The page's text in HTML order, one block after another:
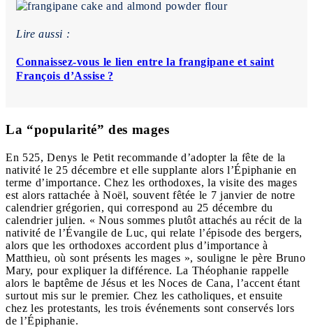
Lire aussi :
Connaissez-vous le lien entre la frangipane et saint
François d’Assise ?
La “popularité” des mages
En 525, Denys le Petit recommande d’adopter la fête de la
nativité le 25 décembre et elle supplante alors l’Épiphanie en
terme d’importance. Chez les orthodoxes, la visite des mages
est alors rattachée à Noël, souvent fêtée le 7 janvier de notre
calendrier grégorien, qui correspond au 25 décembre du
calendrier julien. « Nous sommes plutôt attachés au récit de la
nativité de l’Évangile de Luc, qui relate l’épisode des bergers,
alors que les orthodoxes accordent plus d’importance à
Matthieu, où sont présents les mages », souligne le père Bruno
Mary, pour expliquer la différence. La Théophanie rappelle
alors le baptême de Jésus et les Noces de Cana, l’accent étant
surtout mis sur le premier. Chez les catholiques, et ensuite
chez les protestants, les trois événements sont conservés lors
de l’Épiphanie.